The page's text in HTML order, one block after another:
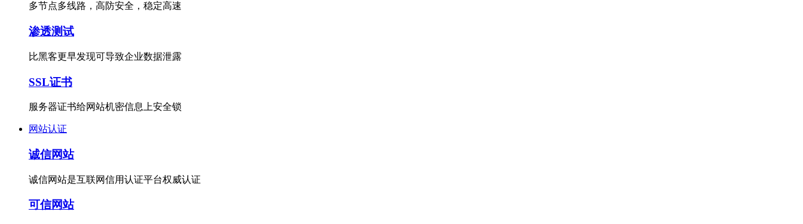
多节点多线路，高防安全，稳定高速
渗透测试
比黑客更早发现可导致企业数据泄露
SSL证书
服务器证书给网站机密信息上安全锁
网站认证
诚信网站
诚信网站是互联网信用认证平台权威认证
可信网站